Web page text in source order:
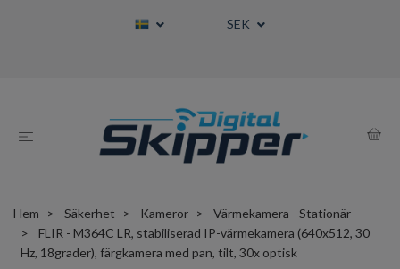
SEK
Hem Säkerhet Kameror
Värmekamera - Stationär
FLIR - M364C LR, stabiliserad IP-värmekamera (640x512, 30
Hz, 18grader), färgkamera med pan, tilt, 30x optisk